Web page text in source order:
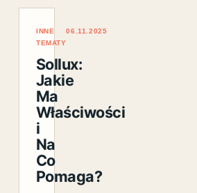
INNE
TEMATY
06.11.2025
Sollux:
Jakie
Ma
Właściwości
i
Na
Co
Pomaga?